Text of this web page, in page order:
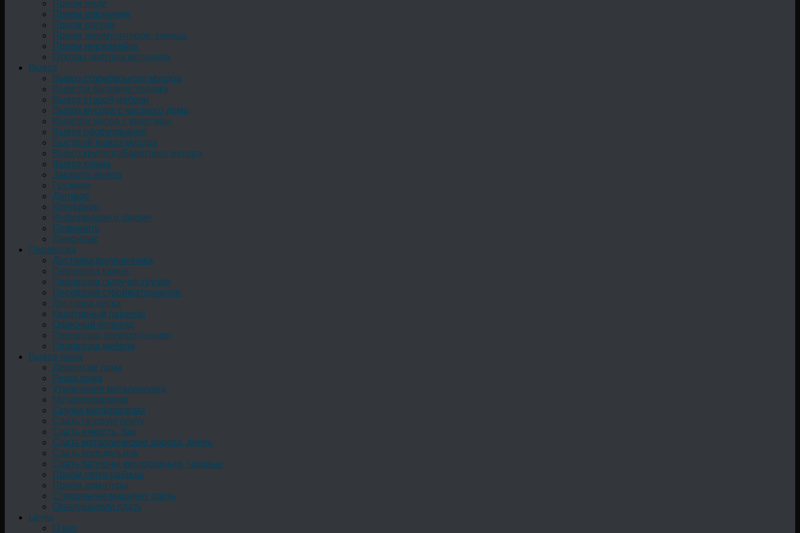
Прием меди
Прием алюминия
Прием латуни
Прием аккумуляторов, свинца
Прием нержавейки
Отходы цветных металлов
Вывоз
Вывоз строительного мусора
Вывезти бытовую технику
Вывоз старой мебели
Вывоз мусора с частного дома
Вывезти мусор с квартиры
Вывоз оборудования
Быстрый вывоз мусора
Вывоз крупногабаритного мусора
Вывоз хлама
Заказать вывоз
Грузчики
Договор
Контейнер
Информация о фирме
Позвонить
Демонтаж
Перевозка
Доставка ракушечника
Перевозка камня
Перевозка сыпучих грузов
Перевозка стройматериалов
Доставка песка
Квартирный переезд
Офисный переезд
Перевозка электротехники
Перевозка мебели
Вывоз лома
Демонтаж лома
Резка лома
Утилизация металлолома
Металоприемник
Скупка металлолома
Сдать газовую плиту
Сдать емкость, бак
Cдать металлические ворота, дверь
Сдать холодильник
Сдать баллоны кислородные, газовые
Прием сетки рабицы
Прием арматуры
Стиральную машинку сдать
Огнетушители сдать
Цены
О нас